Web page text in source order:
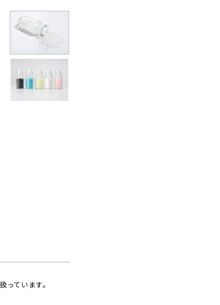
ています。